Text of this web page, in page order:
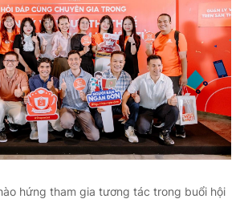
hứng tham gia tương tác trong buổi hội